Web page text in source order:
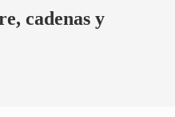
cadenas y